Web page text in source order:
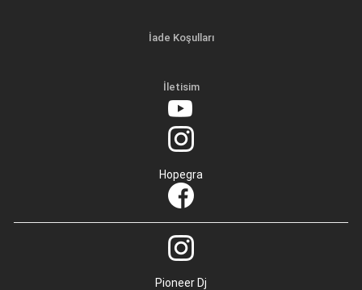
İade Koşulları
İletisim
Hopegra
Pioneer Dj